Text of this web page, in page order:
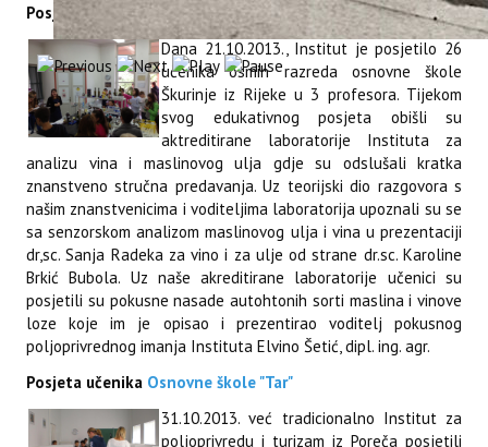
Posjeta učenika Osnovne škole "Škurinje"iz Rijeke
Dana 21.10.2013., Institut je posjetilo 26
učenika osmih razreda osnovne škole
Škurinje iz Rijeke u 3 profesora. Tijekom
svog edukativnog posjeta obišli su
aktreditirane laboratorije Instituta za
analizu vina i maslinovog ulja gdje su odslušali kratka
znanstveno stručna predavanja. Uz teorijski dio razgovora s
našim znanstvenicima i voditeljima laboratorija upoznali su se
sa senzorskom analizom maslinovog ulja i vina u prezentaciji
dr,sc. Sanja Radeka za vino i za ulje od strane dr.sc. Karoline
Brkić Bubola. Uz naše akreditirane laboratorije učenici su
posjetili su pokusne nasade autohtonih sorti maslina i vinove
loze koje im je opisao i prezentirao voditelj pokusnog
poljoprivrednog imanja Instituta Elvino Šetić, dipl. ing. agr.
Posjeta učenika Osnovne škole "Tar"
31.10.2013. već tradicionalno Institut za
poljoprivredu i turizam iz Poreča posjetili